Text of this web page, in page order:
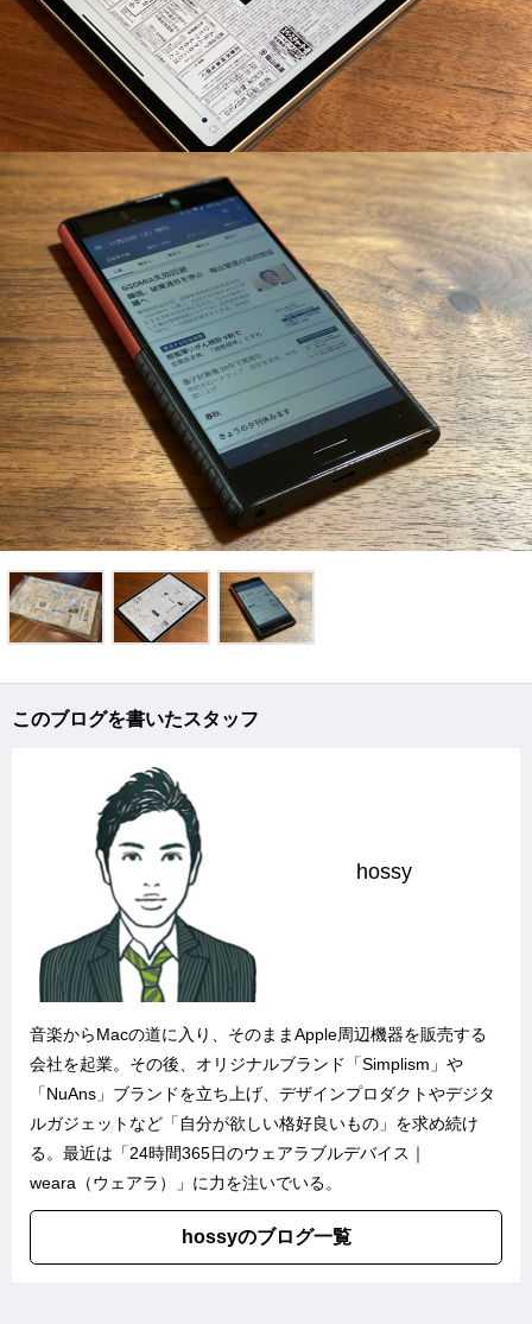
このブログを書いたスタッフ
hossy
音楽からMacの道に入り、そのままApple周辺機器を販売する
会社を起業。その後、オリジナルブランド「Simplism 」や
「NuAns 」ブランドを立ち上げ、デザインプロダクトやデジタ
ルガジェットなど「自分が欲しい格好良いもの」を求め続け
る。最近は「24時間365日のウェアラブルデバイス｜
weara（ウェアラ）
」に力を注いでいる。
hossyのブログ一覧